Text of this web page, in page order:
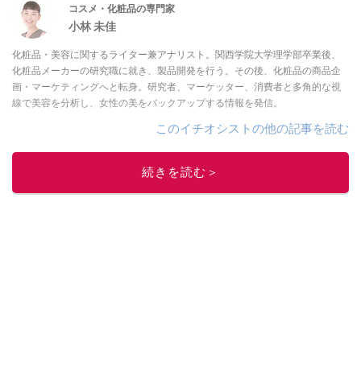
コスメ・化粧品の専門家
小林 未佳
化粧品・美容に関するライター兼アナリスト。関西学院大学理学部卒業後、
化粧品メーカーの研究職に就き、製品開発を行う。その後、化粧品の商品企
画・マーケティングへと転身。研究者、マーケッター、消費者と多角的な視
線で美容を分析し、女性の美をバックアップする情報を発信。
このイチオシストの他の記事を読む
続きを読む＞